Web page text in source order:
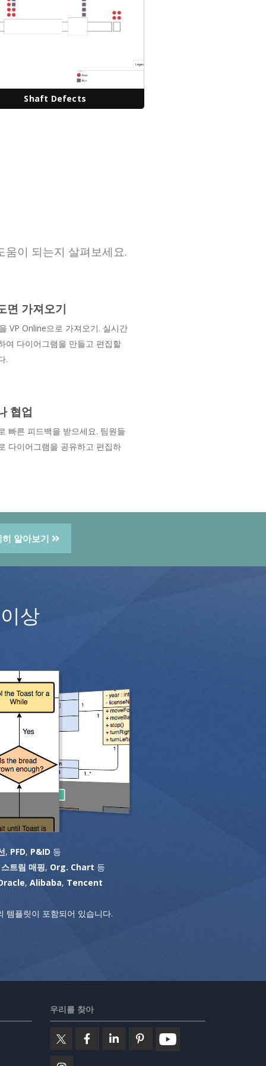
Shaft Defects
이 되는지 살펴보세요.
면 가져오기
VP Online으로 가져오기. 실시간
여 다이어그램을 만들고 편집할
.
협업
빠른 피드백을 받으세요. 팀원들
다이어그램을 공유하고 편집하
알아보기
상
, PFD, P&ID 등
트림 매핑, Org. Chart 등
, Alibaba, Tencent
템플릿이 포함되어 있습니다.
우리를 찾아